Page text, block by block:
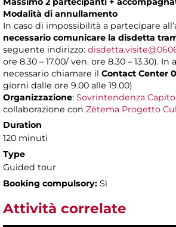
Modalità di annullamento
In caso di impossibilità a partecipare
necessario comunicare la disdetta
seguente indirizzo:
ore 8.30 – 17.00/ ven. ore 8.30 – 13.30). In
necessario chiamare il Contact Center
giorni dalle ore 9.00 alle 19.00)
Organizzazione: Sovrintendenza
collaborazione con Zètema Progetto
Duration
120 minuti
Type
Guided tour
Booking compulsory: Sì
Attività correlate